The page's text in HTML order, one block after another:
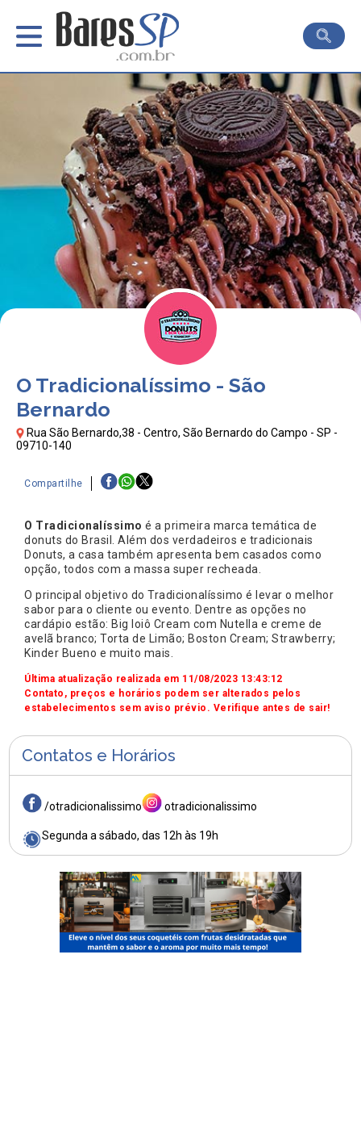
O Tradicionalíssimo - São
Bernardo
Rua São Bernardo,38 - Centro, São Bernardo do Campo - SP -
09710-140
Compartilhe
O Tradicionalíssimo é a primeira marca temática de
donuts do Brasil. Além dos verdadeiros e tradicionais
Donuts, a casa também apresenta bem casados como
opção, todos com a massa super recheada.
O principal objetivo do Tradicionalíssimo é levar o melhor
sabor para o cliente ou evento. Dentre as opções no
cardápio estão: Big Ioiô Cream com Nutella e creme de
avelã branco; Torta de Limão; Boston Cream; Strawberry;
Kinder Bueno e muito mais.
Última atualização realizada em 11/08/2023 13:43:12
Contato, preços e horários podem ser alterados pelos
estabelecimentos sem aviso prévio. Verifique antes de sair!
Contatos e Horários
/otradicionalissimo otradicionalissimo
Segunda a sábado, das 12h às 19h